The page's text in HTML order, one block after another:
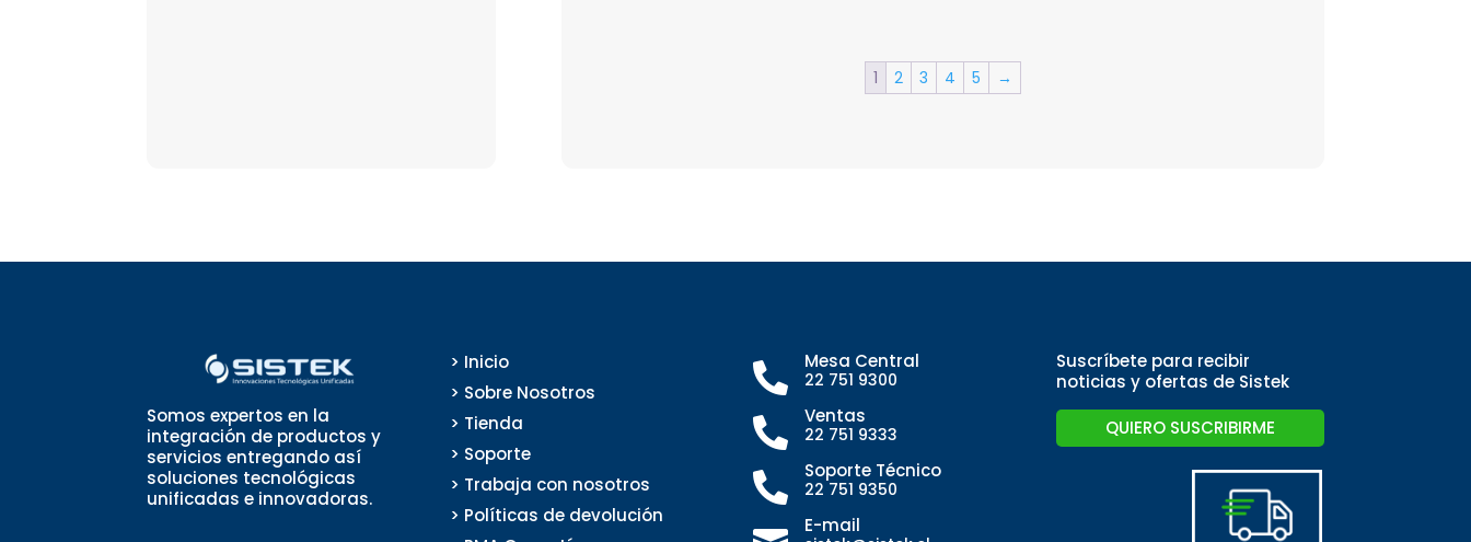
1 2 3 4 5 →
Somos expertos en la
integración de productos y
servicios entregando así
soluciones tecnológicas
unificadas e innovadoras.
> Inicio
> Sobre Nosotros
> Tienda
> Soporte
> Trabaja con nosotros
> Políticas de devolución
 Mesa Central
22 751 9300
 Ventas
22 751 9333
 Soporte Técnico
22 751 9350
E-mail
Suscríbete para recibir
noticias y ofertas de Sistek
QUIERO SUSCRIBIRME